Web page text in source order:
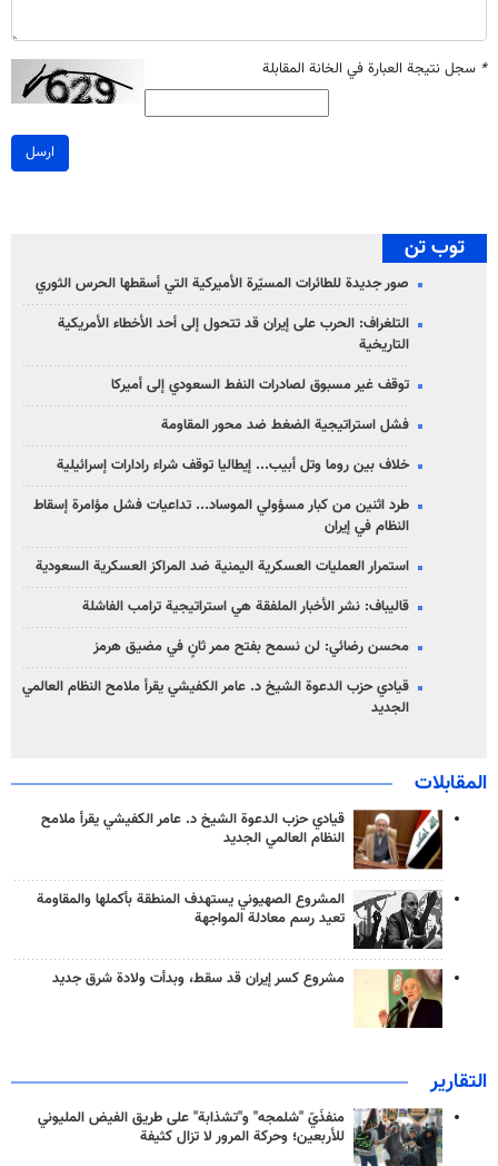
* سجل نتيجة العبارة في الخانة المقابلة
ارسل
توب تن
صور جديدة للطائرات المسيّرة الأميركية التي أسقطها الحرس الثوري
التلغراف: الحرب على إيران قد تتحول إلى أحد الأخطاء الأمريكية
التاريخية
توقف غير مسبوق لصادرات النفط السعودي إلى أميركا
فشل استراتيجية الضغط ضد محور المقاومة
خلاف بين روما وتل أبيب... إيطاليا توقف شراء رادارات إسرائيلية
طرد اثنين من كبار مسؤولي الموساد... تداعيات فشل مؤامرة إسقاط
النظام في إيران
استمرار العمليات العسكرية اليمنية ضد المراكز العسكرية السعودية
قاليباف: نشر الأخبار الملفقة هي استراتيجية ترامب الفاشلة
محسن رضائي: لن نسمح بفتح ممر ثانٍ في مضيق هرمز
قيادي حزب الدعوة الشيخ د. عامر الكفيشي يقرأ ملامح النظام العالمي
الجديد
المقابلات
قيادي حزب الدعوة الشيخ د. عامر الكفيشي يقرأ ملامح
النظام العالمي الجديد
المشروع الصهيوني يستهدف المنطقة بأكملها والمقاومة
تعيد رسم معادلة المواجهة
مشروع كسر إيران قد سقط، وبدأت ولادة شرق جديد
التقارير
منفذَيّ "شلمجه" و"تشذابة" على طريق الفيض المليوني
للأربعين؛ وحركة المرور لا تزال كثيفة